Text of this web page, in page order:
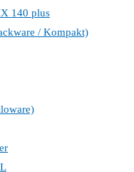
140 plus
/ Kompakt)